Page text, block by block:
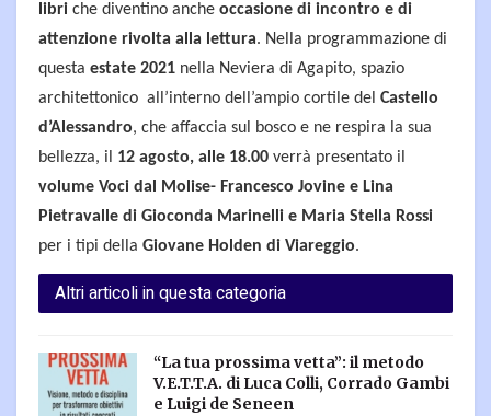
libri che diventino anche occasione di incontro e di
attenzione rivolta alla lettura. Nella programmazione di
questa estate 2021 nella Neviera di Agapito, spazio
architettonico all’interno dell’ampio cortile del Castello
d’Alessandro, che affaccia sul bosco e ne respira la sua
bellezza, il 12 agosto, alle 18.00 verrà presentato il
volume Voci dal Molise- Francesco Jovine e Lina
Pietravalle di Gioconda Marinelli e Maria Stella Rossi
per i tipi della Giovane Holden di Viareggio.
Altri articoli in questa categoria
“La tua prossima vetta”: il metodo
V.E.T.T.A. di Luca Colli, Corrado Gambi
e Luigi de Seneen